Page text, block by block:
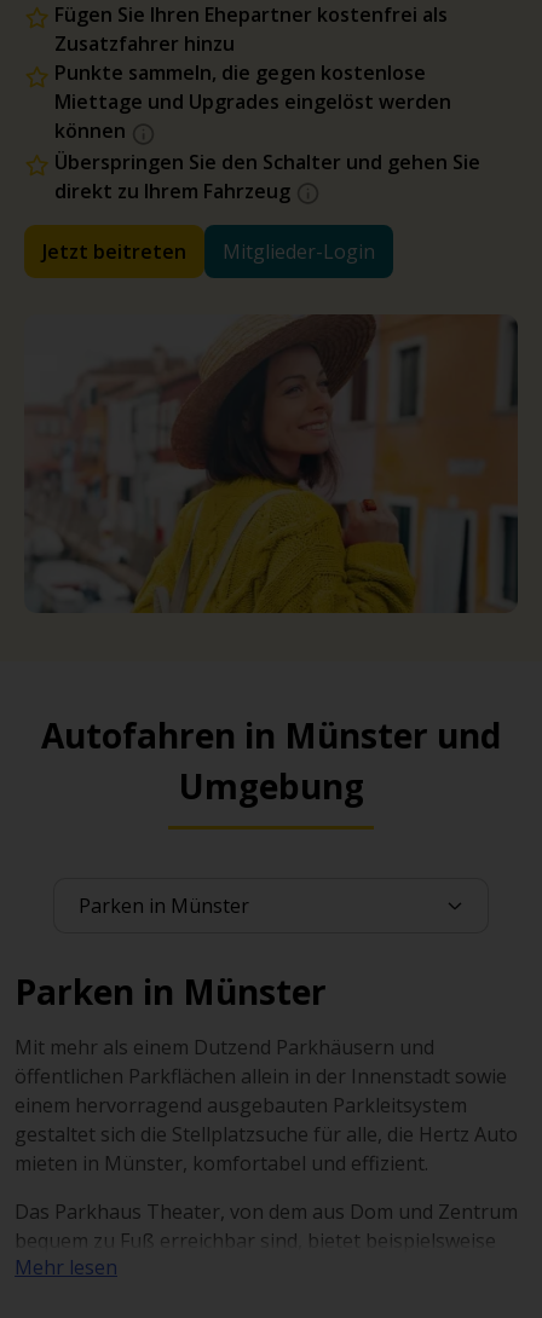
Fügen Sie Ihren Ehepartner kostenfrei als
Zusatzfahrer hinzu
Punkte sammeln, die gegen kostenlose
Miettage und Upgrades eingelöst werden
können
Überspringen Sie den Schalter und gehen Sie
direkt zu Ihrem Fahrzeug
Jetzt beitreten Mitglieder-Login
Autofahren in Münster und
Umgebung
Parken in Münster
Mit mehr als einem Dutzend Parkhäusern und
öffentlichen Parkflächen allein in der Innenstadt sowie
einem hervorragend ausgebauten Parkleitsystem
gestaltet sich die Stellplatzsuche für alle, die Hertz Auto
mieten in Münster, komfortabel und effizient.
Das Parkhaus Theater, von dem aus Dom und Zentrum
bequem zu Fuß erreichbar sind, bietet beispielsweise
468 Stellplätze. Die Parkflächen Schlossplatz Nord und
Mehr lesen